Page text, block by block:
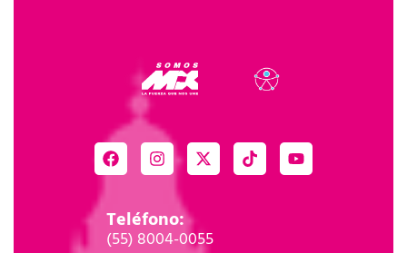
Teléfono:
(55) 8004-0055